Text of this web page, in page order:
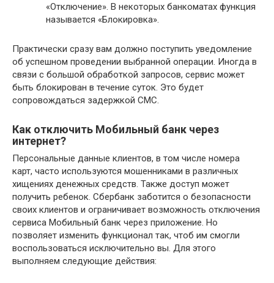
«Отключение». В некоторых банкоматах функция
называется «Блокировка».
Практически сразу вам должно поступить уведомление
об успешном проведении выбранной операции. Иногда в
связи с большой обработкой запросов, сервис может
быть блокирован в течение суток. Это будет
сопровождаться задержкой СМС.
Как отключить Мобильный банк через
интернет?
Персональные данные клиентов, в том числе номера
карт, часто используются мошенниками в различных
хищениях денежных средств. Также доступ может
получить ребенок. Сбербанк заботится о безопасности
своих клиентов и ограничивает возможность отключения
сервиса Мобильный банк через приложение. Но
позволяет изменить функционал так, чтоб им смогли
воспользоваться исключительно вы. Для этого
выполняем следующие действия: